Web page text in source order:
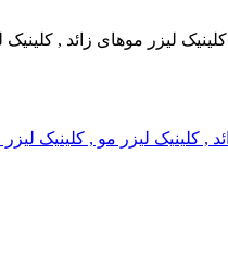
لیزر موهای زائد ,
, کلینیک لیزر مو , کلینیک